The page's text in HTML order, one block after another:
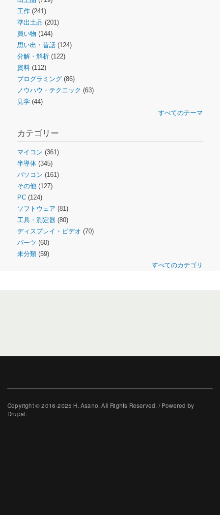
工作 (241)
準出土品 (201)
買い物 (144)
思い出・昔話 (124)
分解・解析 (122)
資料 (112)
プログラミング (86)
ノウハウ・テクニック (63)
見学 (44)
すべてのテーマ
カテゴリー
マイコン (361)
半導体 (345)
パソコン (161)
その他 (127)
PC (124)
ソフトウェア (81)
工具・測定器 (80)
ディスプレイ・ビデオ (70)
パーツ (60)
未分類 (59)
すべてのカテゴリ
Copyright © 2016-2025 H. Asano, All Rights Reserved. / Powered by
Drupal.